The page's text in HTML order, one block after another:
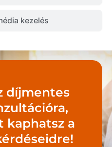
kezelés
díjmentes
kaphatsz a